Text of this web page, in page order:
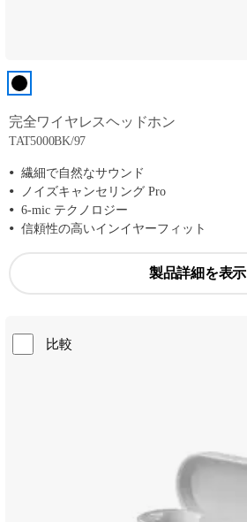
完全ワイヤレスヘッドホン
TAT5000BK/97
繊細で自然なサウンド
ノイズキャンセリング Pro
6-mic テクノロジー
信頼性の高いインイヤーフィット
製品詳細を表示
比較